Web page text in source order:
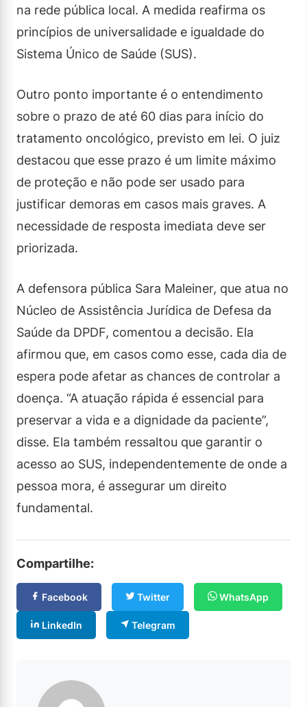
na rede pública local. A medida reafirma os
princípios de universalidade e igualdade do
Sistema Único de Saúde (SUS).
Outro ponto importante é o entendimento
sobre o prazo de até 60 dias para início do
tratamento oncológico, previsto em lei. O juiz
destacou que esse prazo é um limite máximo
de proteção e não pode ser usado para
justificar demoras em casos mais graves. A
necessidade de resposta imediata deve ser
priorizada.
A defensora pública Sara Maleiner, que atua no
Núcleo de Assistência Jurídica de Defesa da
Saúde da DPDF, comentou a decisão. Ela
afirmou que, em casos como esse, cada dia de
espera pode afetar as chances de controlar a
doença. “A atuação rápida é essencial para
preservar a vida e a dignidade da paciente”,
disse. Ela também ressaltou que garantir o
acesso ao SUS, independentemente de onde a
pessoa mora, é assegurar um direito
fundamental.
Compartilhe:
Facebook Twitter WhatsApp
LinkedIn Telegram